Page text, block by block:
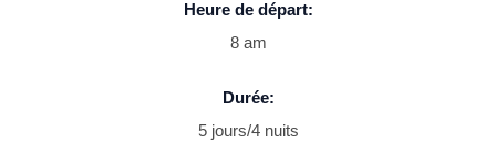
Heure de départ:
8 am
Durée:
5 jours/4 nuits